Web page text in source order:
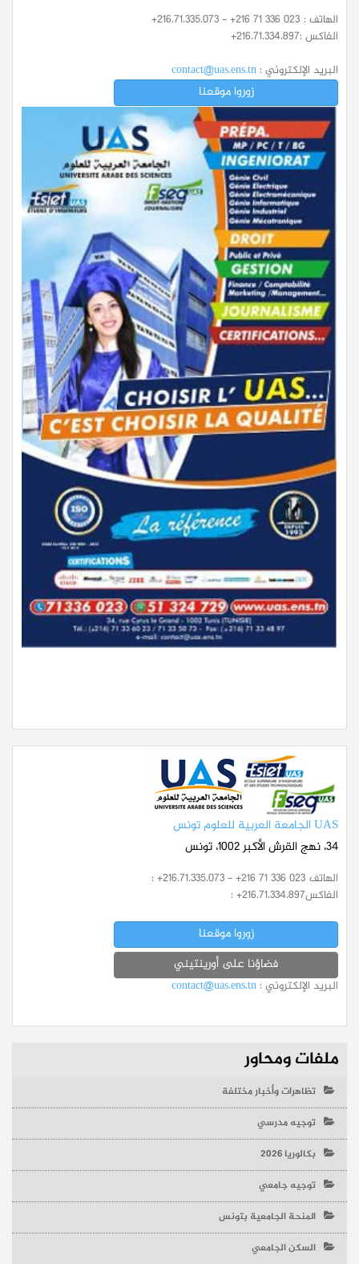
الهاتف : +216.71.335.073 - +216 71 336 023
الفاكس :+216.71.334.897
البريد الإلكتروني : contact@uas.ens.tn
زوروا موقعنا
UAS الجامعة العربية للعلوم تونس
34، نهج القرش الأكبر 1002، تونس
الهاتف : +216.71.335.073 - +216 71 336 023
الفاكس: +216.71.334.897
زوروا موقعنا
فضاؤنا على أورينتيني
البريد الإلكتروني : contact@uas.ens.tn
ملفات ومحاور
تظاهرات وأخبار مختلفة
توجيه مدرسي
بكالوريا 2026
توجيه جامعي
المنحة الجامعية بتونس
السكن الجامعي